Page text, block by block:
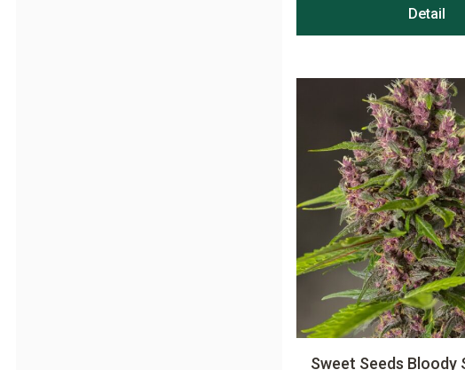
Detail
Sweet Seeds Bloody